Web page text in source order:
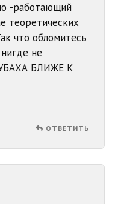
что обломитесь
не
БЛИЖЕ К
ОТВЕТИТЬ